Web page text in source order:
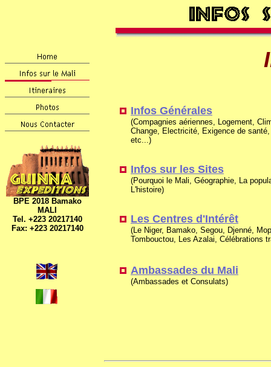
BPE 2018 Bamako
MALI
Tel. +223 20217140
Fax: +223 20217140
Infos Générales
(Compagnies aériennes, Logement,
Change, Electricité, Exigence de
etc...)
Infos sur les Sites
(Pourquoi le Mali, Géographie, La
L'histoire)
Les Centres d'Intérêt
(Le Niger, Bamako, Segou, Djenné,
Tombouctou, Les Azalai, Célébrations
Ambassades du Mali
(Ambassades et Consulats)